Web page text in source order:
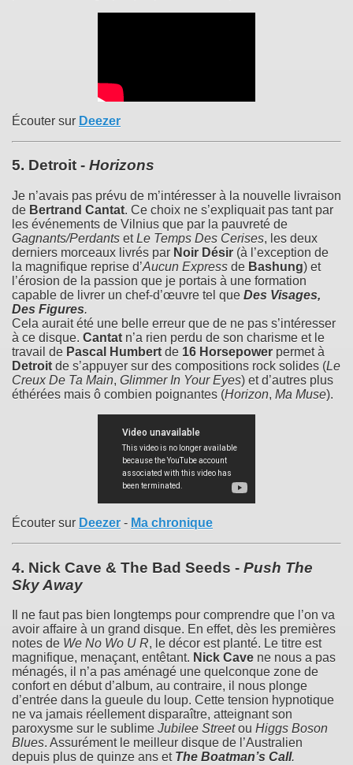
Écouter sur Deezer
5. Detroit - Horizons
Je n’avais pas prévu de m’intéresser à la nouvelle livraison
de Bertrand Cantat. Ce choix ne s’expliquait pas tant par
les événements de Vilnius que par la pauvreté de
Gagnants/Perdants etLe Temps Des Cerises, les deux
derniers morceaux livrés par Noir Désir (à l’exception de
la magnifique reprise d’Aucun Express de Bashung) et
l’érosion de la passion que je portais à une formation
capable de livrer un chef-d’œuvre tel que Des Visages,
Des Figures.
Cela aurait été une belle erreur que de ne pas s’intéresser
à ce disque. Cantat n’a rien perdu de son charisme et le
travail de Pascal Humbert de 16 Horsepower permet à
Detroit de s’appuyer sur des compositions rock solides (Le
Creux De Ta Main, Glimmer In Your Eyes) et d’autres plus
éthérées mais ô combien poignantes (Horizon, Ma Muse).
Écouter sur Deezer - Ma chronique
4. Nick Cave & The Bad Seeds - Push The
Sky Away
Il ne faut pas bien longtemps pour comprendre que l’on va
avoir affaire à un grand disque. En effet, dès les premières
notes de We No Wo U R, le décor est planté. Le titre est
magnifique, menaçant, entêtant. Nick Cave ne nous a pas
ménagés, il n’a pas aménagé une quelconque zone de
confort en début d’album, au contraire, il nous plonge
d’entrée dans la gueule du loup. Cette tension hypnotique
ne va jamais réellement disparaître, atteignant son
paroxysme sur le sublime Jubilee Streetou Higgs Boson
Blues. Assurément le meilleur disque de l’Australien
depuis plus de quinze ans et The Boatman’s Call.